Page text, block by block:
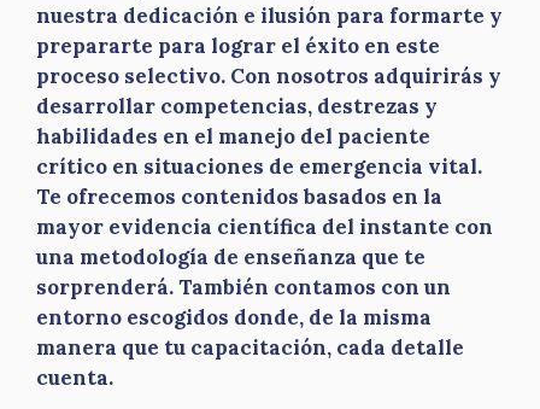
nuestra dedicación e ilusión para formarte y
prepararte para lograr el éxito en este
proceso selectivo. Con nosotros adquirirás y
desarrollar competencias, destrezas y
habilidades en el manejo del paciente
crítico en situaciones de emergencia vital.
Te ofrecemos contenidos basados en la
mayor evidencia científica del instante con
una metodología de enseñanza que te
sorprenderá. También contamos con un
entorno escogidos donde, de la misma
manera que tu capacitación, cada detalle
cuenta.